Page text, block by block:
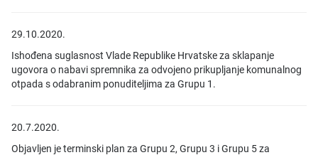
29.10.2020.
Ishođena suglasnost Vlade Republike Hrvatske za sklapanje
ugovora o nabavi spremnika za odvojeno prikupljanje komunalnog
otpada s odabranim ponuditeljima za Grupu 1.
20.7.2020.
Objavljen je terminski plan za Grupu 2, Grupu 3 i Grupu 5 za